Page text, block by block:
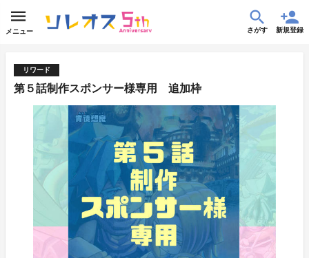
メニュー さがす 新規登録
リワード
第５話制作スポンサー様専用 追加枠